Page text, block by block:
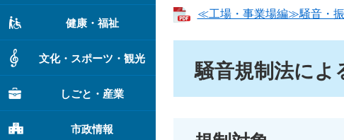
健康・福祉
文化・スポーツ・観光
しごと・産業
市政情報
≪工場・事業場編≫騒音・振
騒音規制法によ